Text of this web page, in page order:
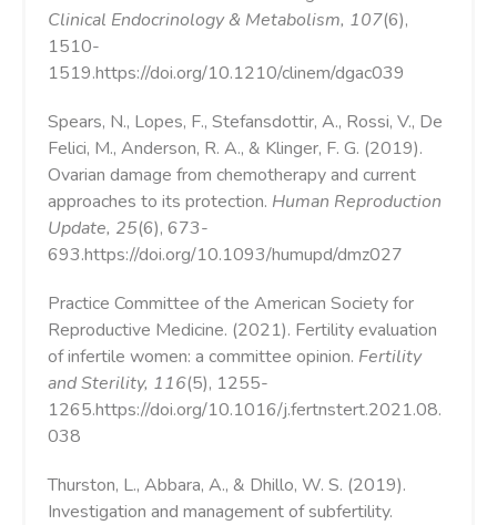
Clinical Endocrinology & Metabolism, 107(6),
1510-
1519.https://doi.org/10.1210/clinem/dgac039
Spears, N., Lopes, F., Stefansdottir, A., Rossi, V., De
Felici, M., Anderson, R. A., & Klinger, F. G. (2019).
Ovarian damage from chemotherapy and current
approaches to its protection. Human Reproduction
Update, 25(6), 673-
693.https://doi.org/10.1093/humupd/dmz027
Practice Committee of the American Society for
Reproductive Medicine. (2021). Fertility evaluation
of infertile women: a committee opinion. Fertility
and Sterility, 116(5), 1255-
1265.https://doi.org/10.1016/j.fertnstert.2021.08.
038
Thurston, L., Abbara, A., & Dhillo, W. S. (2019).
Investigation and management of subfertility.